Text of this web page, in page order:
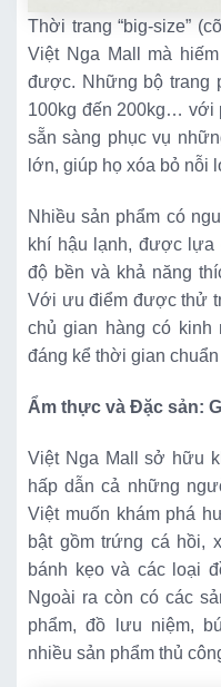
Thời trang “big-size”
Việt Nga Mall mà
được. Những bộ trang
100kg đến 200kg… với
sẵn sàng phục vụ
lớn, giúp họ xóa bỏ nỗi
Nhiều sản phẩm có
khí hậu lạnh, được lựa
độ bền và khả năng
Với ưu điểm được thử
chủ gian hàng có kinh
đáng kể thời gian
Ẩm thực và Đặc sản:
Việt Nga Mall sở hữu
hấp dẫn cả những
Việt muốn khám phá
bật gồm trứng cá hồi,
bánh kẹo và các loại
Ngoài ra còn có các
phẩm, đồ lưu niệm,
nhiều sản phẩm thủ